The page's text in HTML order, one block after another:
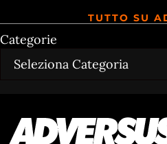
TUTTO SU
Categorie